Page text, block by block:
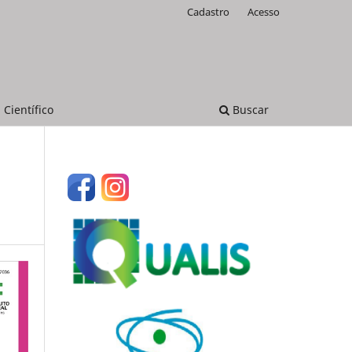
Científico Buscar
Cadastro Acesso